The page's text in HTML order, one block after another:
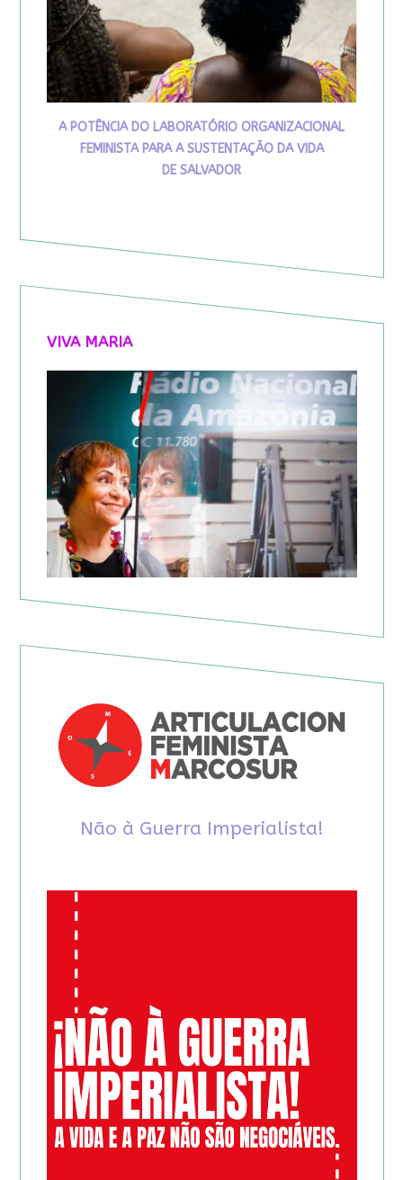
A POTÊNCIA DO LABORATÓRIO ORGANIZACIONAL
FEMINISTA PARA A SUSTENTAÇÃO DA VIDA
DE SALVADOR
VIVA MARIA
Não à Guerra Imperialista!